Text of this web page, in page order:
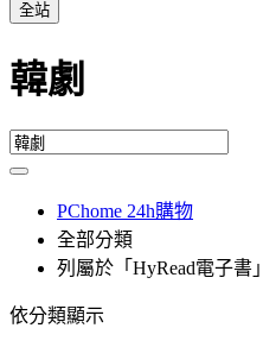
全站
韓劇
PChome 24h購物
全部分類
列屬於「HyRead電子書」
依分類顯示